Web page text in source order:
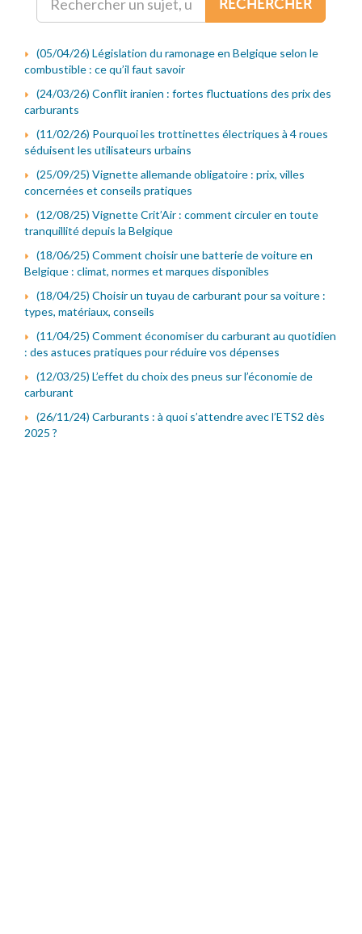
RECHERCHER
(05/04/26) Législation du ramonage en Belgique selon le
combustible : ce qu’il faut savoir
(24/03/26) Conflit iranien : fortes fluctuations des prix des
carburants
(11/02/26) Pourquoi les trottinettes électriques à 4 roues
séduisent les utilisateurs urbains
(25/09/25) Vignette allemande obligatoire : prix, villes
concernées et conseils pratiques
(12/08/25) Vignette Crit’Air : comment circuler en toute
tranquillité depuis la Belgique
(18/06/25) Comment choisir une batterie de voiture en
Belgique : climat, normes et marques disponibles
(18/04/25) Choisir un tuyau de carburant pour sa voiture :
types, matériaux, conseils
(11/04/25) Comment économiser du carburant au quotidien
: des astuces pratiques pour réduire vos dépenses
(12/03/25) L’effet du choix des pneus sur l’économie de
carburant
(26/11/24) Carburants : à quoi s’attendre avec l’ETS2 dès
2025 ?